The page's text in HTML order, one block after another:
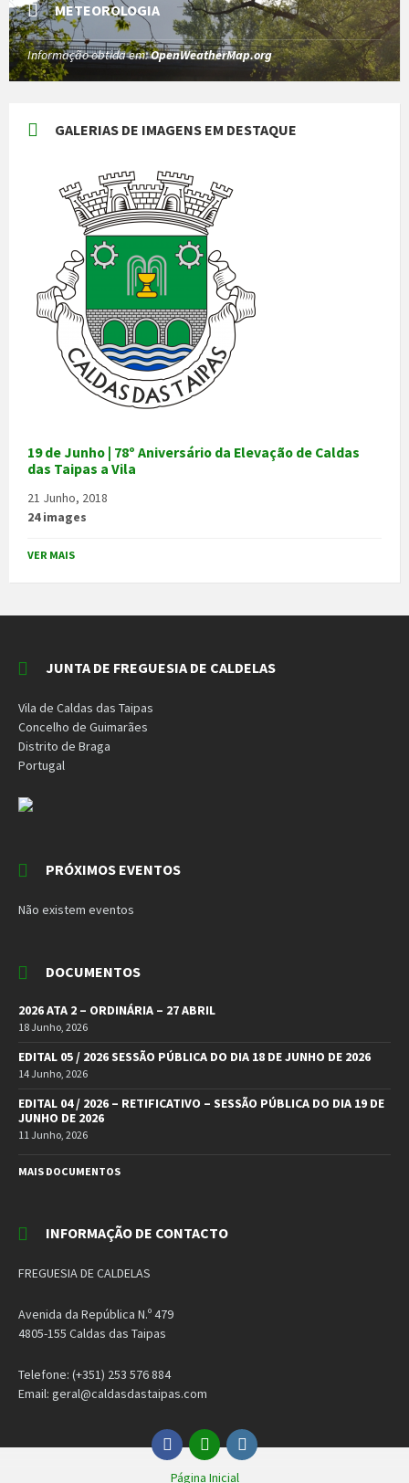
METEOROLOGIA
Informação obtida em:OpenWeatherMap.org
GALERIAS DE IMAGENS EM DESTAQUE
19 de Junho | 78º Aniversário da Elevação de Caldas
das Taipas a Vila
21 Junho, 2018
24 images
VER MAIS
JUNTA DE FREGUESIA DE CALDELAS
Vila de Caldas das Taipas
Concelho de Guimarães
Distrito de Braga
Portugal
PRÓXIMOS EVENTOS
Não existem eventos
DOCUMENTOS
2026 ATA 2 – ORDINÁRIA – 27 ABRIL
18 Junho, 2026
EDITAL 05 / 2026 SESSÃO PÚBLICA DO DIA 18 DE JUNHO DE 2026
14 Junho, 2026
EDITAL 04 / 2026 – RETIFICATIVO – SESSÃO PÚBLICA DO DIA 19 DE
JUNHO DE 2026
11 Junho, 2026
MAIS DOCUMENTOS
INFORMAÇÃO DE CONTACTO
FREGUESIA DE CALDELAS
Avenida da República N.º 479
4805-155 Caldas das Taipas
Telefone: (+351) 253 576 884
Email: geral@caldasdastaipas.com
Facebook
EmailInstagram
Página Inicial